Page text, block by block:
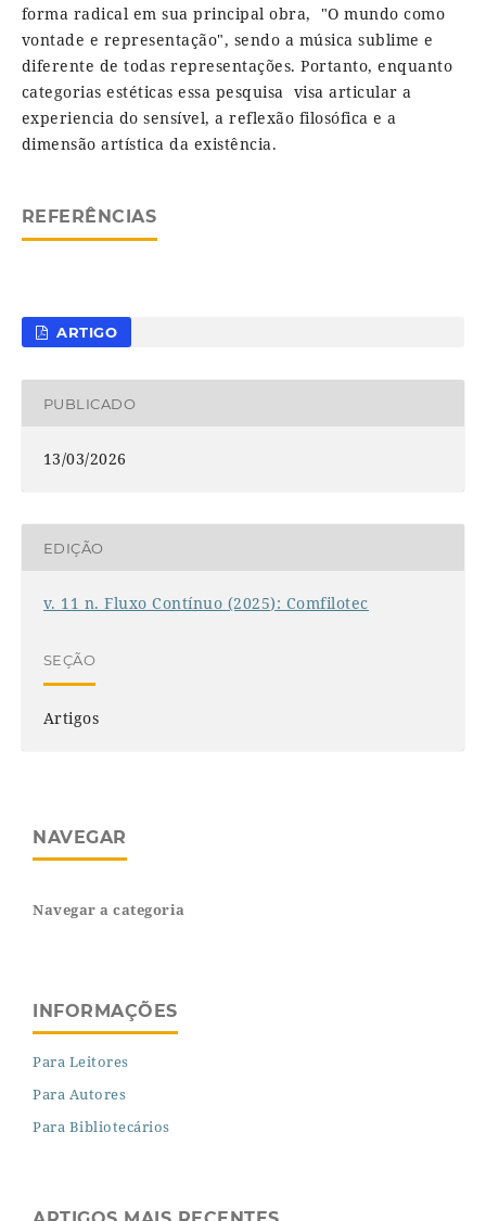
forma radical em sua principal obra, "O mundo como
vontade e representação", sendo a música sublime e
diferente de todas representações. Portanto, enquanto
categorias estéticas essa pesquisa visa articular a
experiencia do sensível, a reflexão filosófica e a
dimensão artística da existência.
REFERÊNCIAS
ARTIGO
PUBLICADO
13/03/2026
EDIÇÃO
v. 11 n. Fluxo Contínuo (2025): Comfilotec
SEÇÃO
Artigos
NAVEGAR
Navegar a categoria
INFORMAÇÕES
Para Leitores
Para Autores
Para Bibliotecários